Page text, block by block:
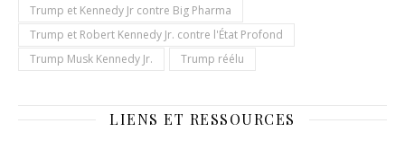
Trump et Kennedy Jr contre Big Pharma
Trump et Robert Kennedy Jr. contre l'État Profond
Trump Musk Kennedy Jr.
Trump réélu
LIENS ET RESSOURCES